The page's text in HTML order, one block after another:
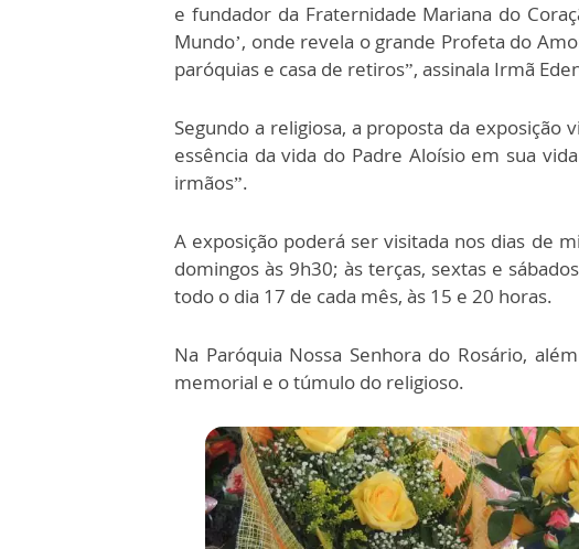
e fundador da Fraternidade Mariana do
Mundo’, onde revela o grande Profeta do
paróquias e casa de retiros”, assinala Irmã
Segundo a religiosa, a proposta da exposição
essência da vida do Padre Aloísio em sua
irmãos”.
A exposição poderá ser visitada nos dias de
domingos às 9h30; às terças, sextas e
todo o dia 17 de cada mês, às 15 e 20 horas.
Na Paróquia Nossa Senhora do Rosário,
memorial e o túmulo do religioso.